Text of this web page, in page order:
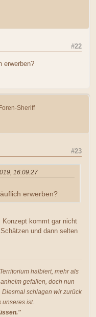
#22
erwerben?
Foren-Sheriff
#23
16:09:27
erwerben?
Konzept kommt gar nicht
und dann selten
halbiert, mehr als
gefallen, doch nun
schlagen wir zurück
unseres ist.